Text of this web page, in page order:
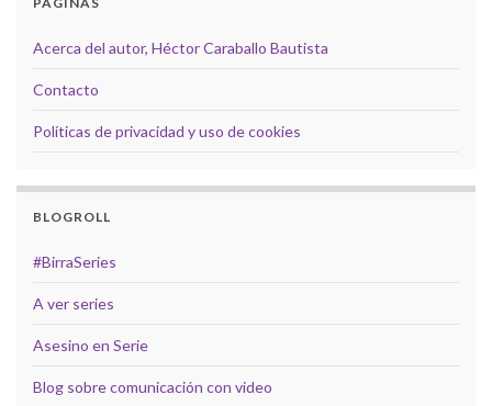
Acerca del autor, Héctor Caraballo Bautista
Contacto
Políticas de privacidad y uso de cookies
BLOGROLL
#BirraSeries
A ver series
Asesino en Serie
Blog sobre comunicación con video